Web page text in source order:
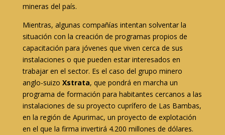
mineras del país.
Mientras, algunas compañías intentan solventar la
situación con la creación de programas propios de
capacitación para jóvenes que viven cerca de sus
instalaciones o que pueden estar interesados en
trabajar en el sector. Es el caso del grupo minero
anglo-suizo Xstrata, que pondrá en marcha un
programa de formación para habitantes cercanos a las
instalaciones de su proyecto cuprífero de Las Bambas,
en la región de Apurimac, un proyecto de explotación
en el que la firma invertirá 4.200 millones de dólares.